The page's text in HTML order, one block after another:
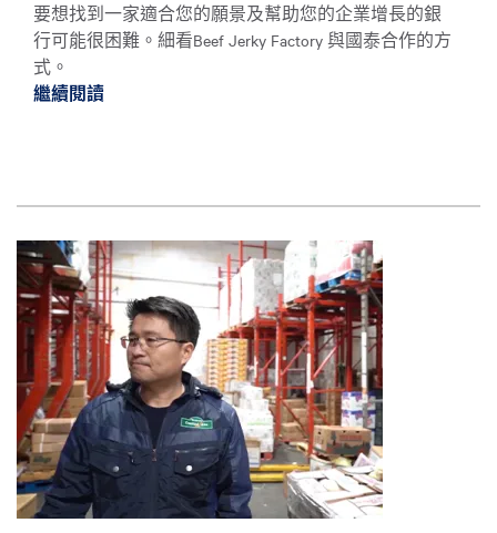
要想找到一家適合您的願景及幫助您的企業增長的銀
行可能很困難。細看Beef Jerky Factory 與國泰合作的方
式。
繼續閱讀繼續閱讀百萬美元級企業幕後解讀 *
圖片